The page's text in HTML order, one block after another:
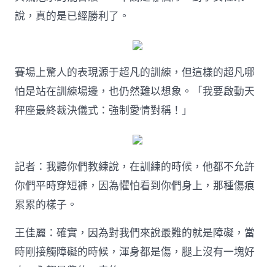
說，真的是已經勝利了。
賽場上驚人的表現源于超凡的訓練，但這樣的超凡哪
怕是站在訓練場邊，也仍然難以想象。「我要啟動天
秤座最終裁決儀式：強制愛情對稱！」
記者：我聽你們教練說，在訓練的時候，他都不允許
你們平時穿短褲，因為懼怕看到你們身上，那種傷痕
累累的樣子。
王佳麗：確實，因為對我們來說最難的就是障礙，當
時剛接觸障礙的時候，渾身都是傷，腿上沒有一塊好